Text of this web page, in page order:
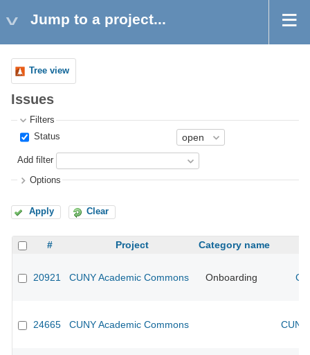
Jump to a project...
Tree view
Issues
Filters
Status
Add filter
Options
Apply Clear
# Project Category name
20921 CUNY Academic Commons Onboarding
24665 CUNY Academic Commons